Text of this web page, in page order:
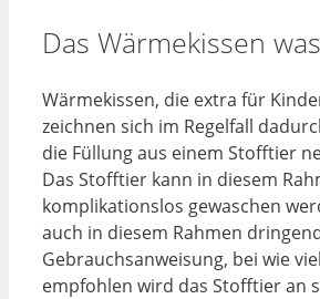
Das Wärmekissen
Wärmekissen, die extra für
zeichnen sich im Regelfall
die Füllung aus einem Stofftier
Das Stofftier kann in diesem
komplikationslos gewaschen
auch in diesem Rahmen
Gebrauchsanweisung, bei wie
empfohlen wird das Stofftier an